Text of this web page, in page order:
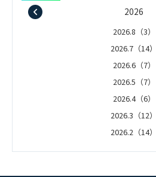
2026
2026.8（3）
2026.7（14）
2026.6（7）
2026.5（7）
2026.4（6）
2026.3（12）
2026.2（14）
2026.1（5）